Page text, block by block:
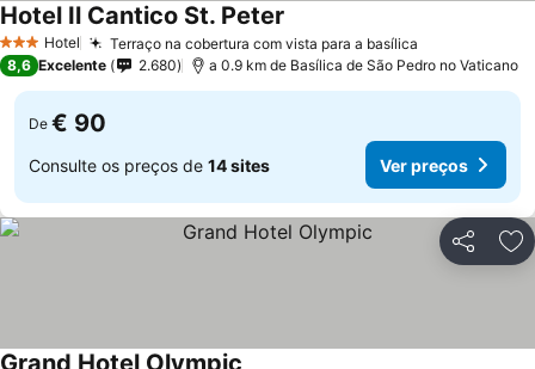
3 EstrelasHotel Terraço na cobertura com vista para a basílica
Hotel Il Cantico St. Peter
8,6 Excelente 2.680 a 0.9 km de Basílica de São Pedro no Vaticano
De € 90
Consulte os preços de 14 sites Ver preços
Partilhar
Grand Hotel Olympic